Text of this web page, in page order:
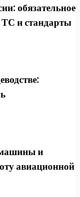
обязательное
ТС и стандарты
машины и
авиационной